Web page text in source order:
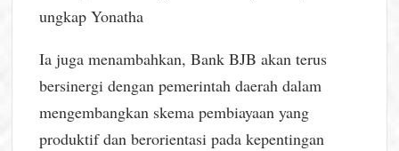
ungkap Yonatha
Ia juga menambahkan, Bank BJB akan terus
bersinergi dengan pemerintah daerah dalam
mengembangkan skema pembiayaan yang
produktif dan berorientasi pada kepentingan